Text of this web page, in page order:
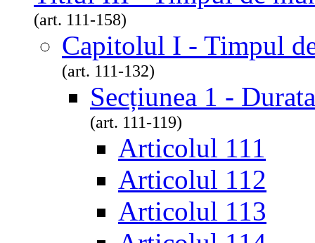
(art. 111-158)
Capitolul I - Timpul
(art. 111-132)
Secțiunea 1 -
(art. 111-119)
Articolul 111
Articolul 112
Articolul 113